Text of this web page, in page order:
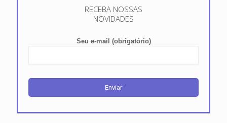
RECEBA NOSSAS
NOVIDADES
Seu e-mail (obrigatório)